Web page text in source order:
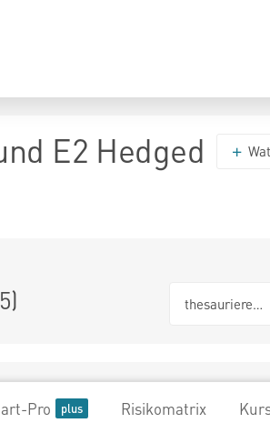
E2 Hedged
) thesaurierend
Pro Risikomatrix